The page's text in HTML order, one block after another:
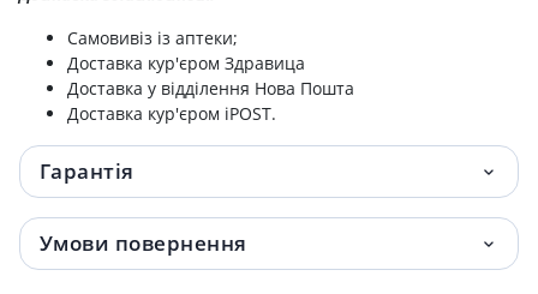
Самовивіз із аптеки;
Доставка кур'єром Здравица
Доставка у відділення Нова Пошта
Доставка кур'єром iPOST.
Гарантія
Умови повернення